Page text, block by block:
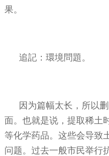
果。
追記：環境問題。
因为篇幅太长，所以
面。也就是说，提取稀土
等化学药品。这些会导致
问题。过去一般市民举行